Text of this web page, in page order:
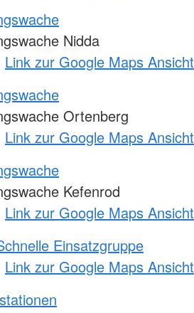
Nidda
Link zur Google Maps Ansicht
Ortenberg
Link zur Google Maps Ansicht
Kefenrod
Link zur Google Maps Ansicht
Einsatzgruppe
Link zur Google Maps Ansicht